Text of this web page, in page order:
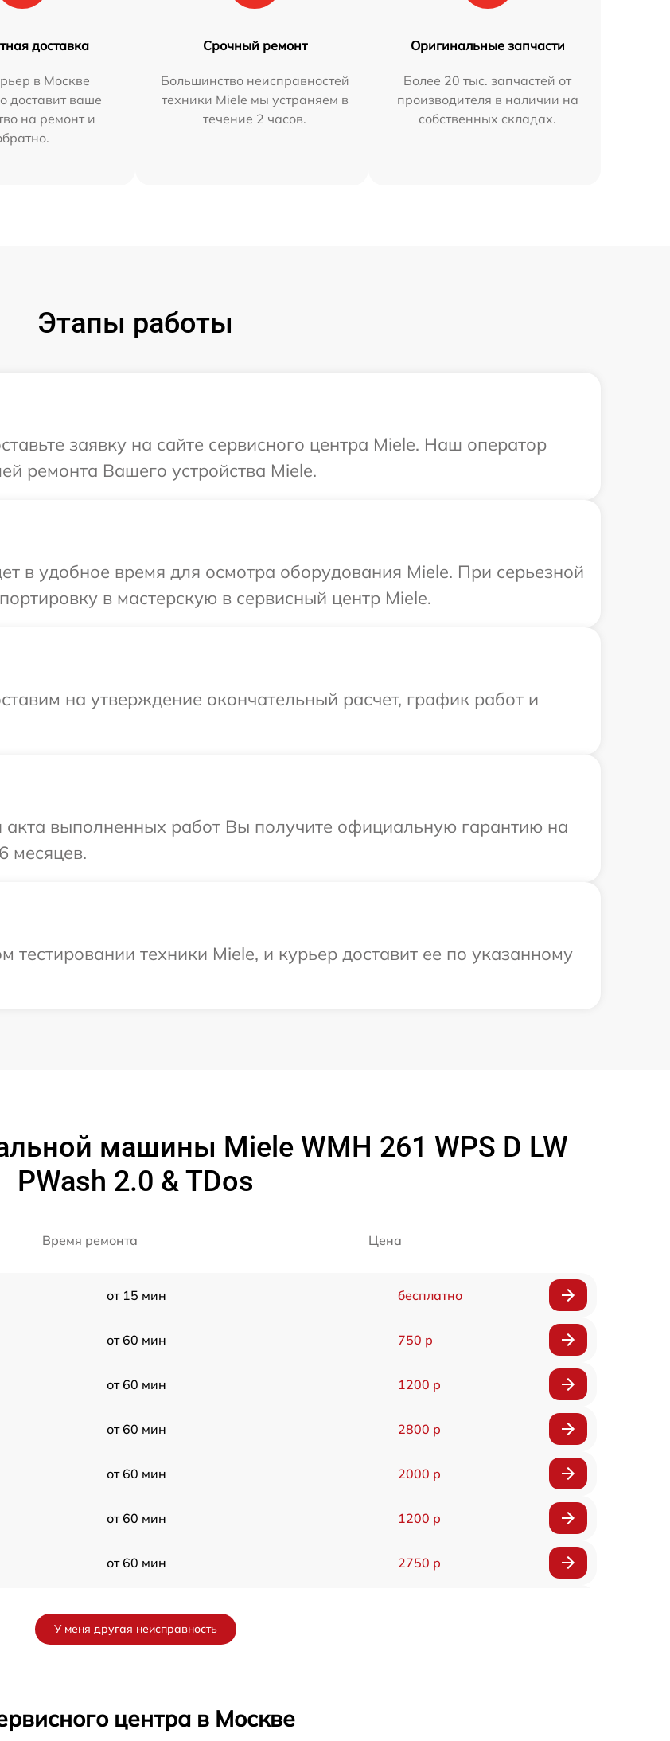
доставка
в Москве
доставит ваше
на ремонт и
Срочный ремонт
Большинство неисправностей
техники Miele мы устраняем в
течение 2 часов.
Оригинальные запчасти
Более 20 тыс. запчастей от
производителя в наличии на
собственных складах.
Этапы работы
заявку на сайте сервисного центра Miele. Наш оператор
ремонта Вашего устройства Miele.
в удобное время для осмотра оборудования Miele. При серьезной
в мастерскую в сервисный центр Miele.
на утверждение окончательный расчет, график работ и
выполненных работ Вы получите официальную гарантию на
месяцев.
техники Miele, и курьер доставит ее по указанному
машины Miele WMH 261 WPS D LW
PWash 2.0 & TDos
Время ремонта Цена
от 15 мин бесплатно
от 60 мин 750 р
от 60 мин 1200 р
от 60 мин 2800 р
от 60 мин 2000 р
от 60 мин 1200 р
от 60 мин 2750 р
от 60 мин
У меня другая неисправность
центра в Москве